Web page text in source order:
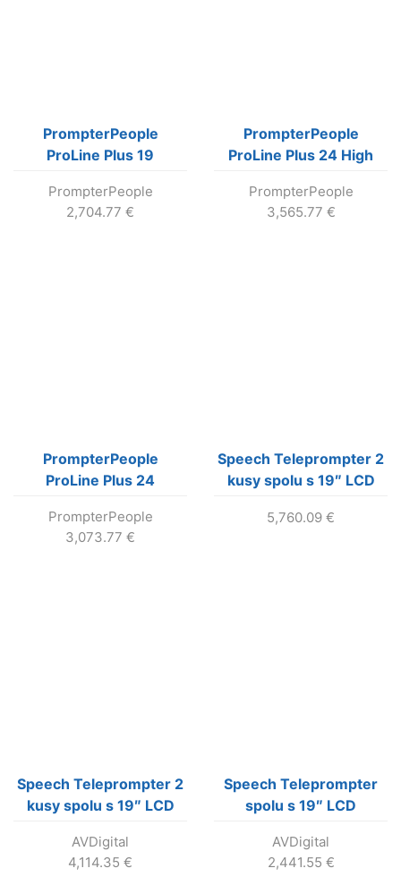
PrompterPeople
ProLine Plus 19
(400 nit)
PrompterPeople
2,704.77 €
PrompterPeople
ProLine Plus 24 High
24″ LCD (1000 nit)
PrompterPeople
3,565.77 €
PrompterPeople
ProLine Plus 24
(400 nit)
PrompterPeople
3,073.77 €
Speech Teleprompter 2
kusy spolu s 19″ LCD
HDMI/VGA
5,760.09 €
Speech Teleprompter 2
kusy spolu s 19″ LCD
HDMI/VGA
AVDigital
4,114.35 €
Speech Teleprompter
spolu s 19″ LCD
HDMI/VGA
AVDigital
2,441.55 €